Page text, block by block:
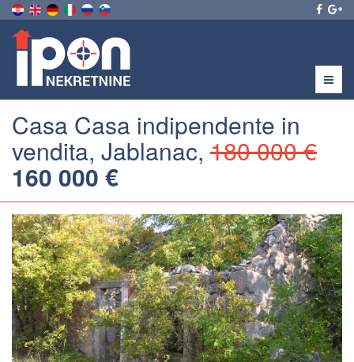
Menu
Casa Casa indipendente in
vendita, Jablanac, 180 000 €
160 000 €